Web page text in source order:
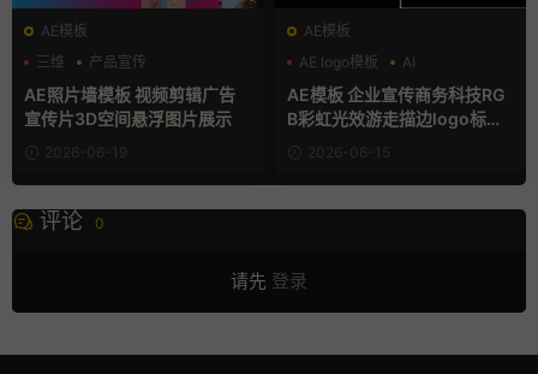
AE模板
三维
产品宣传
企业宣传模板
AE照片墙模板 视频剪辑广告
宣传片3D空间悬浮图片展示
2026-06-19
AE模板
AE logo模板
AI
LOGO动画
AE模板 企业宣传商务科技RG
B彩虹光效游走描边logo标志
2026-06-15
评论 0
请先 登录